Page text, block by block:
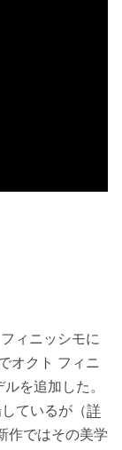
ィニッシモに
オクト フィニ
を追加した。
ているが（詳
作ではその美学